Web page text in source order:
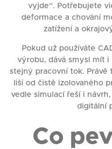
vyjde“. Potřebujete
deformace a chování
zatížení a
Pokud už používáte
výrobu, dává smysl mít i
stejný pracovní tok. Právě
liší od čistě izolovaného
vedle simulací řeší i
digitální
Co